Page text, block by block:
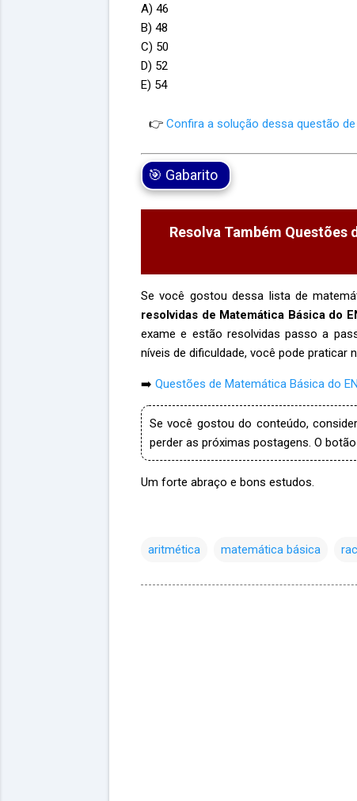
A) 46
B) 48
C) 50
D) 52
E) 54
👉 Confira a solução dessa questão
🎯 Gabarito
Resolva Também Questões
Se você gostou dessa lista de
resolvidas de Matemática Básica do
exame e estão resolvidas passo a
níveis de dificuldade, você pode praticar
➡️ Questões de Matemática Básica do
Se você gostou do conteúdo,
perder as próximas postagens. O
Um forte abraço e bons estudos.
aritmética matemática básica